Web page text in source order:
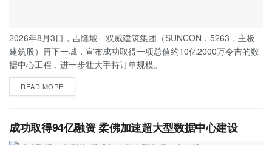
2026年8月3日，吉隆坡 - 双威建筑集团（SUNCON，5263，主板
建筑股）再下一城，宣布成功取得一项总值约10亿2000万令吉的数
据中心工程，进一步壮大手持订单规模。
READ MORE
成功取得94亿融资 柔佛加速超大型数据中心建设